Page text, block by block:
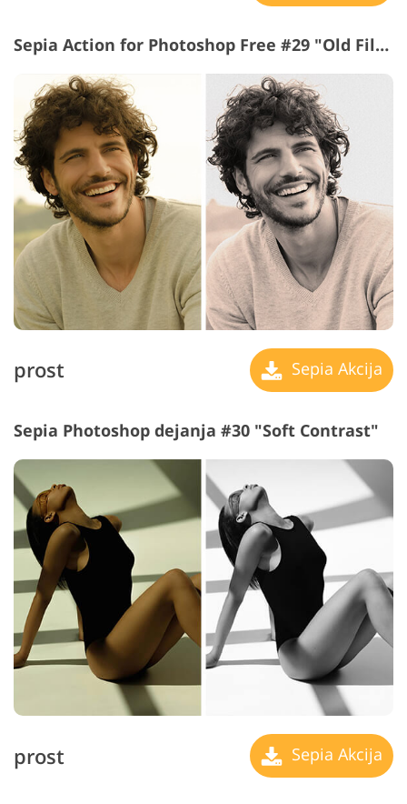
Sepia Action for Photoshop Free #29 "Old Film"
prost Sepia Akcija
Sepia Photoshop dejanja #30 "Soft Contrast"
prost Sepia Akcija